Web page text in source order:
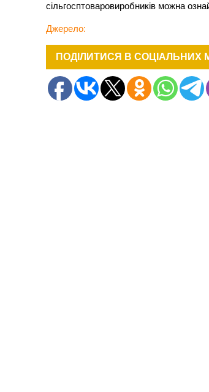
сільгосптоваровиробників можна
Джерело:
ПОДІЛИТИСЯ В СОЦІАЛЬНИХ